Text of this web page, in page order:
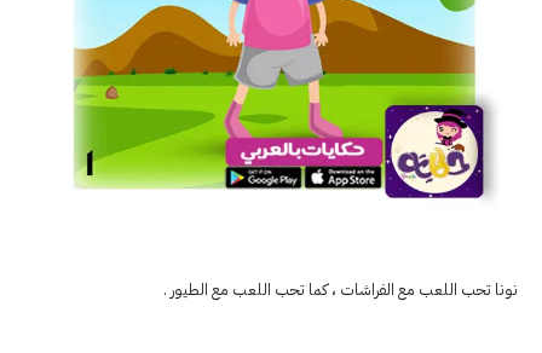
نونا تحب اللعب مع الفراشات ، كما تحب اللعب مع الطيور .